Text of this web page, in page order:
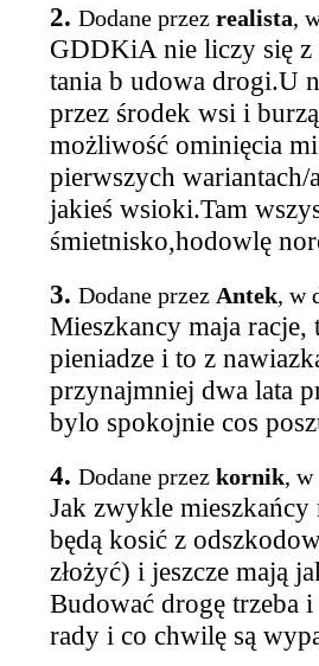
2. Dodane przez realista,
GDDKiA nie liczy się z
tania b udowa drogi.U
przez środek wsi i
możliwość ominięcia
pierwszych wariantach/
jakieś wsioki.Tam
śmietnisko,hodowlę
3. Dodane przez Antek, w
Mieszkancy maja racje,
pieniadze i to z
przynajmniej dwa lata
bylo spokojnie cos
4. Dodane przez kornik, w
Jak zwykle mieszkańcy
będą kosić z
złożyć) i jeszcze mają
Budować drogę trzeba
rady i co chwilę są